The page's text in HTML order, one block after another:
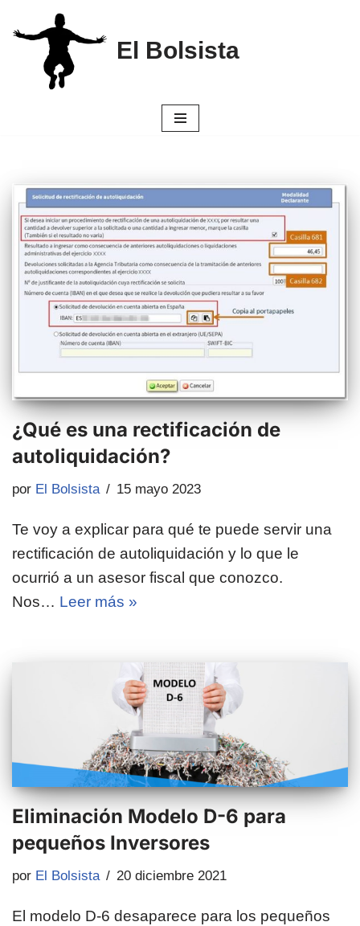
Saltar
contenido
El Bolsista
¿Qué es una rectificación de
autoliquidación?
por El Bolsista 15 mayo 2023
Te voy a explicar para qué te puede servir una
rectificación de autoliquidación y lo que le
ocurrió a un asesor fiscal que conozco.
Nos… Leer más »
Eliminación Modelo D-6 para
pequeños Inversores
por El Bolsista 20 diciembre 2021
El modelo D-6 desaparece para los pequeños